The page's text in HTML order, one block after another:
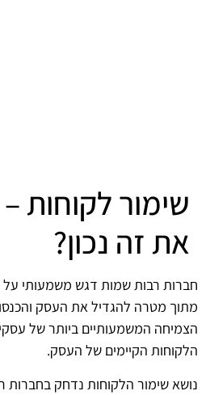
שימור לקוחות
את זה נכון?
חברות רבות שמות דגש משמעותי על
מתוך מטרה להגדיל את העסק
הצמיחה המשמעותיים ביותר של
הלקוחות הקיימים של העסק.
נושא שימור הלקוחות נדחק בחברות